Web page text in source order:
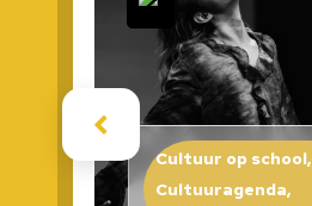
Cultuur op school,
Cultuuragenda,